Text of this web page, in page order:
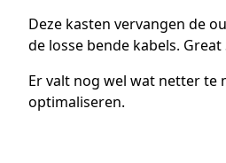
Deze kasten vervangen de
de losse bende kabels. Great
Er valt nog wel wat netter te
optimaliseren.